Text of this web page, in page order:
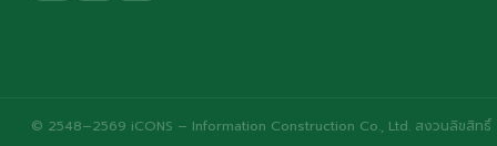
© 2548–2569 iCONS – Information Construction Co., Ltd. สงวนลิขสิทธิ์